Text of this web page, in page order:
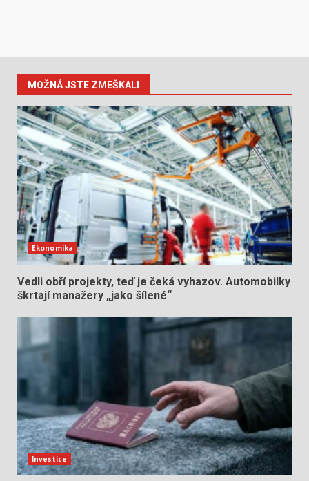
MOŽNÁ JSTE ZMEŠKALI
Ekonomika
Vedli obří projekty, teď je čeká vyhazov. Automobilky
škrtají manažery „jako šílené“
Investice